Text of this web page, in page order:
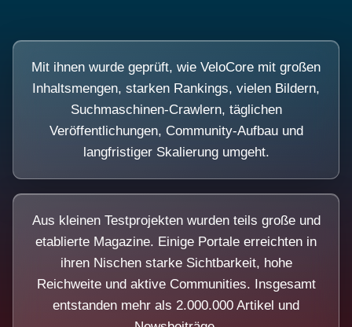
Mit ihnen wurde geprüft, wie VeloCore mit großen
Inhaltsmengen, starken Rankings, vielen Bildern,
Suchmaschinen-Crawlern, täglichen
Veröffentlichungen, Community-Aufbau und
langfristiger Skalierung umgeht.
Aus kleinen Testprojekten wurden teils große und
etablierte Magazine. Einige Portale erreichten in
ihren Nischen starke Sichtbarkeit, hohe
Reichweite und aktive Communities. Insgesamt
entstanden mehr als 2.000.000 Artikel und